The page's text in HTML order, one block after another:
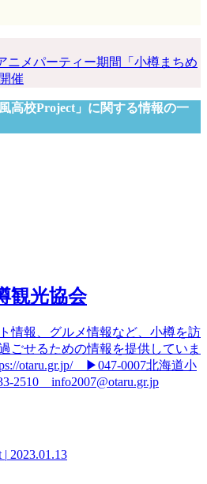
メパーティー期間「小樽まちめ
催
高校Project」に関する情報の一
観光協会
情報、グルメ情報など、小樽を訪
ごせるための情報を提供していま
otaru.gr.jp/ ▶047-0007北海道小
2510 info2007@otaru.gr.jp
| 2023.01.13